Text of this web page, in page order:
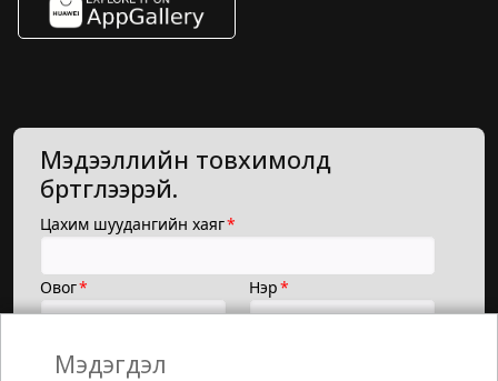
Мэдээллийн товхимолд
бүртгүүлээрэй.
Мэдэгдэл